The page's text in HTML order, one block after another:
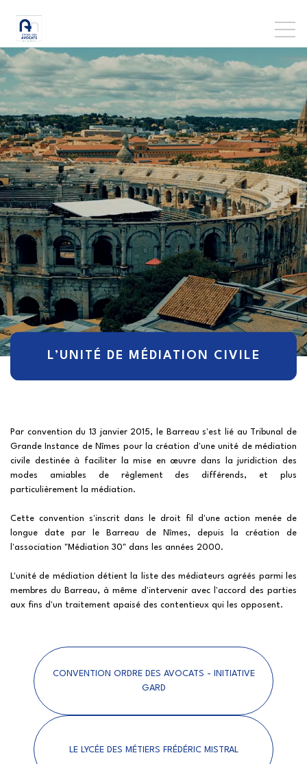
L’UNITÉ DE MÉDIATION CIVILE
Par convention du 13 janvier 2015, le Barreau s'est lié au Tribunal de
Grande Instance de Nîmes pour la création d'une unité de médiation
civile destinée à faciliter la mise en œuvre dans la juridiction des
modes amiables de règlement des différends, et plus
particulièrement la médiation.
Cette convention s'inscrit dans le droit fil d'une action menée de
longue date par le Barreau de Nîmes, depuis la création de
l'association "Médiation 30" dans les années 2000.
L'unité de médiation détient la liste des médiateurs agréés parmi les
membres du Barreau, à même d'intervenir avec l'accord des parties
aux fins d'un traitement apaisé des contentieux qui les opposent.
CONVENTION ORDRE DES AVOCATS - INITIATIVE
GARD
LE LYCÉE DES MÉTIERS FRÉDÉRIC MISTRAL